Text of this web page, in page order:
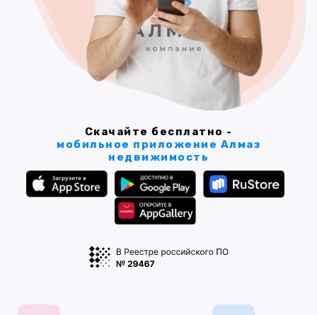
Скачайте бесплатно -
мобильное приложение Алмаз
недвижимость